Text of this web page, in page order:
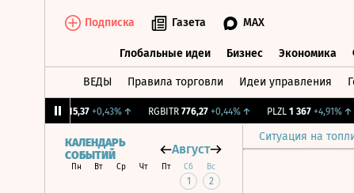
Подписка Газета MAX
Глобальные идеи Бизнес Экономика
ВЕДЫ Правила торговли Идеи управления
115,37 +0,43%↑ RGBITR 776,27 +0,44%↑ PLZL 1 367 +4,91%↑
Ситуация на
КАЛЕНДАРЬ
СОБЫТИЙ
Август
Пн Вт Ср Чт Пт Сб Вс
1 2